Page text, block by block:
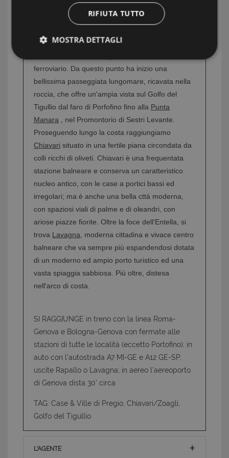
nella parte più riposta del Tigullio.Procedendo ad
est di Rapallo, la costa si presenta con alte rocce
raccolto in basso fra il monte e la piccola spiaggia
ferroviario. Da questo punto ha inizio una
bellissima passeggiata lungomare, ricavata nella
roccia, che offre un'ampia vista sul Golfo del
Tigullio dal faro di Porfofino fino alla Punta
Manara , nel Promontorio di Sestri Levante.
Proseguendo lungo la costa raggiungiamo
Chiavari situato in una fertile piana circondata da
colli ricchi di oliveti. Chiavari è una frequentata
stazione balneare e conserva un caratteristico
nucleo antico, con le case a portici bassi ed
irregolari; ma è anche una bella cttà moderna,
con spaziosi viali di palme e di oleandri, con
ariose piazze fiorite. Oltre la foce dell'Entella, si
trova Lavagna , moderna cittadina e vivace centro
balneare che va sempre più espandendosi dotata
di un moderno ed ampio porto turistico ed una
vasta spiaggia sabbiosa. Più oltre, distesa
nell'arco di costa.
SI RAGGIUNGE in treno con la linea Roma-
Genova e Bologna-Genova con fermate alle
stazioni di tutte le località (eccetto Portofino); in
auto con l'autostrada A7 MI-GE e A12 GE-SP,
uscite Rapallo o Lavagna; in aereo l'aereoporto
di Genova dista 30' circa
TAG: Case & Ville di Pregio, Chiavari/Zoagli,
Golfo del Tigullio
L'AGENTE
RIFIUTA TUTTO
MOSTRA DETTAGLI
Strettamente necessari e Statistiche
Strettamente necessari e Statistiche
I cookie strettamente necessari consentono
funzionalità del sito Web principale come l'accesso
degli utenti e la gestione dell'account. Il sito Web
non può essere utilizzato correttamente senza i
cookie strettamente necessari.
Nome
Provider/Dominio
PHPSESSID
www.latuacasainsardegna.com
www.latuacasainsardegna.com